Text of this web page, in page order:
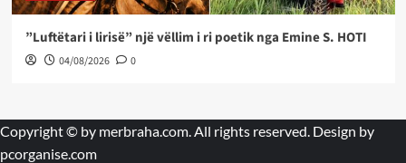
”Luftëtari i lirisë” një vëllim i ri poetik nga Emine S. HOTI
04/08/2026 0
Copyright © by merbraha.com. All rights reserved. Design by
pcorganise.com